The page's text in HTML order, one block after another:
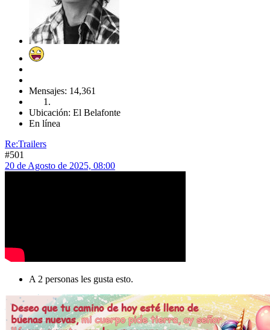
Mensajes: 14,361
Ubicación: El Belafonte
En línea
Re:Trailers
#501
20 de Agosto de 2025, 08:00
A 2 personas les gusta esto.